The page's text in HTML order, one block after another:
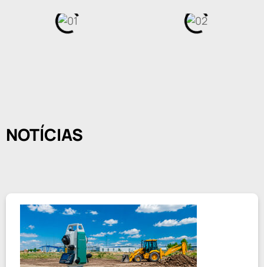
NOTÍCIAS